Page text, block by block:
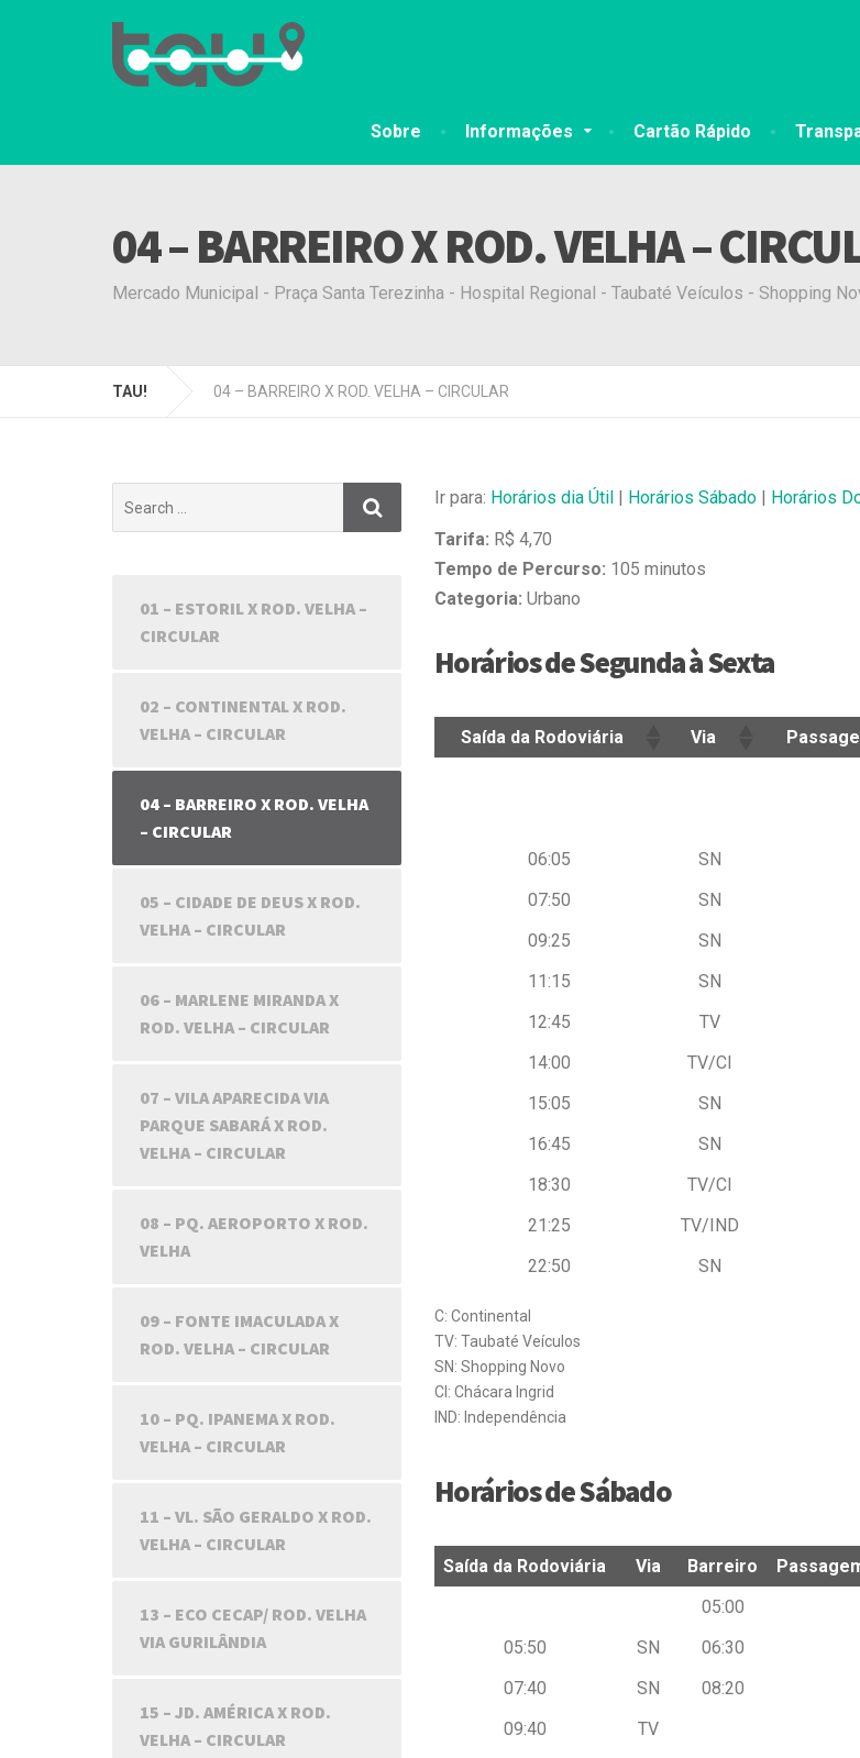
Sobre Informações Cartão Rápido
04 – BARREIRO X ROD. VELHA –
Mercado Municipal - Praça Santa Terezinha - Hospital Regional - Taubaté Veículos - Shopping
TAU! 04 – BARREIRO X ROD. VELHA – CIRCULAR
Ir para: Horários dia Útil| Horários Sábado| Horários
Tarifa: R$ 4,70
Tempo de Percurso: 105 minutos
Categoria: Urbano
Horários de Segunda à Sexta
Saída da Rodoviária Via
06:05
SN
07:50
SN
09:25
SN
11:15
SN
12:45
TV
14:00
TV/CI
15:05
SN
16:45
SN
18:30
TV/CI
21:25
TV/IND
22:50
SN
C: Continental
TV: Taubaté Veículos
SN: Shopping Novo
CI: Chácara Ingrid
IND: Independência
Horários de Sábado
Saída da Rodoviária Via Barreiro
Barreiro
05:00
05:50
SN 06:30
07:40
SN 08:20
09:40
TV
for:
01 – ESTORIL X ROD. VELHA –
CIRCULAR
02 – CONTINENTAL X ROD.
VELHA – CIRCULAR
04 – BARREIRO X ROD. VELHA
– CIRCULAR
05 – CIDADE DE DEUS X ROD.
VELHA – CIRCULAR
06 – MARLENE MIRANDA X
ROD. VELHA – CIRCULAR
07 – VILA APARECIDA VIA
PARQUE SABARÁ X ROD.
VELHA – CIRCULAR
08 – PQ. AEROPORTO X ROD.
VELHA
09 – FONTE IMACULADA X
ROD. VELHA – CIRCULAR
10 – PQ. IPANEMA X ROD.
VELHA – CIRCULAR
11 – VL. SÃO GERALDO X ROD.
VELHA – CIRCULAR
13 – ECO CECAP/ ROD. VELHA
VIA GURILÂNDIA
15 – JD. AMÉRICA X ROD.
VELHA – CIRCULAR